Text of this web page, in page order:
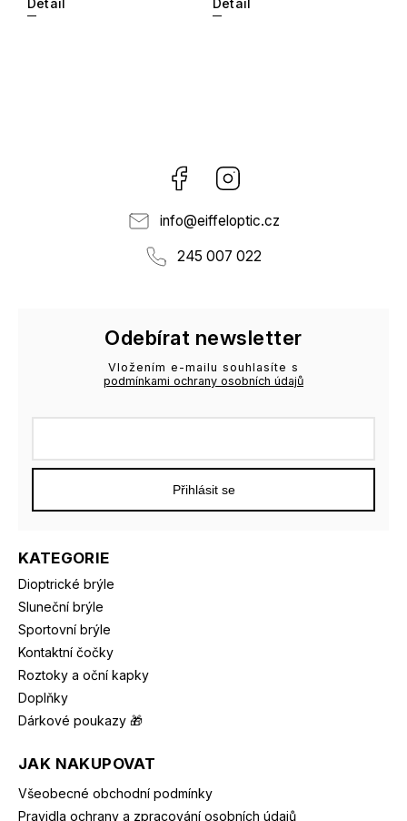
Detail Detail
Facebook
info@eiffeloptic.cz
245 007 022
KATEGORIE
Dioptrické brýle
Sluneční brýle
Sportovní brýle
Kontaktní čočky
Roztoky a oční kapky
Doplňky
Dárkové poukazy 🎁
JAK NAKUPOVAT
Všeobecné obchodní podmínky
Pravidla ochrany a zpracování osobních údajů
Odebírat newsletter
Vložením e-mailu souhlasíte s
podmínkami ochrany osobních údajů
Přihlásit se